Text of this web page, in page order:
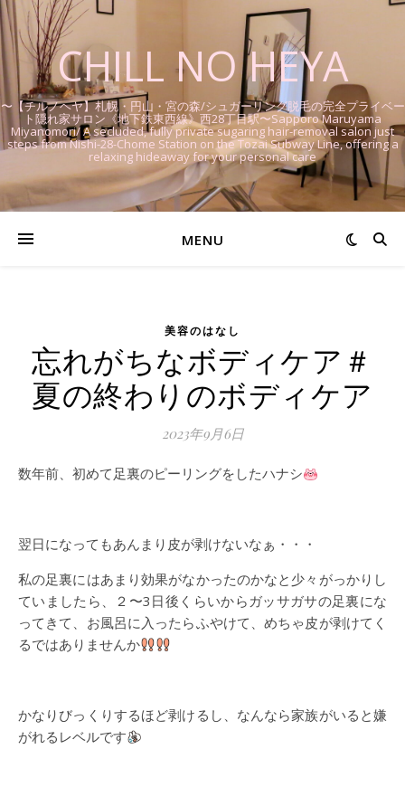
CHILL NO HEYA
〜【チルノヘヤ】札幌・円山・宮の森/シュガーリング脱毛の完全プライベー
ト隠れ家サロン《地下鉄東西線》西28丁目駅〜Sapporo Maruyama
Miyanomori/ A secluded, fully private sugaring hair-removal salon just
steps from Nishi-28-Chome Station on the Tozai Subway Line, offering a
relaxing hideaway for your personal care
MENU
美容のはなし
忘れがちなボディケア＃
夏の終わりのボディケア
2023年9月6日
数年前、初めて足裏のピーリングをしたハナシ
翌日になってもあんまり皮が剥けないなぁ・・・
私の足裏にはあまり効果がなかったのかなと少々がっかりし
ていましたら、２〜3日後くらいからガッサガサの足裏にな
ってきて、お風呂に入ったらふやけて、めちゃ皮が剥けてく
るではありませんか
かなりびっくりするほど剥けるし、なんなら家族がいると嫌
がれるレベルです